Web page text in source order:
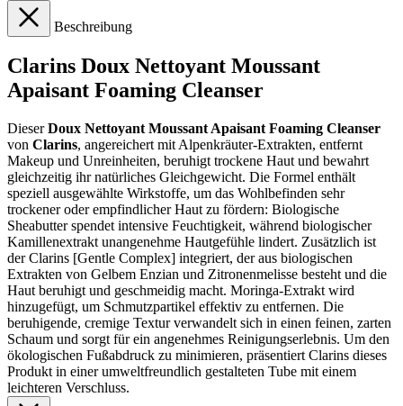
Beschreibung
Clarins Doux Nettoyant Moussant
Apaisant Foaming Cleanser
DieserDoux Nettoyant Moussant Apaisant Foaming Cleanser
von Clarins, angereichert mit Alpenkräuter-Extrakten, entfernt
Makeup und Unreinheiten, beruhigt trockene Haut und bewahrt
gleichzeitig ihr natürliches Gleichgewicht. Die Formel enthält
speziell ausgewählte Wirkstoffe, um das Wohlbefinden sehr
trockener oder empfindlicher Haut zu fördern: Biologische
Sheabutter spendet intensive Feuchtigkeit, während biologischer
Kamillenextrakt unangenehme Hautgefühle lindert. Zusätzlich ist
der Clarins [Gentle Complex] integriert, der aus biologischen
Extrakten von Gelbem Enzian und Zitronenmelisse besteht und die
Haut beruhigt und geschmeidig macht. Moringa-Extrakt wird
hinzugefügt, um Schmutzpartikel effektiv zu entfernen. Die
beruhigende, cremige Textur verwandelt sich in einen feinen, zarten
Schaum und sorgt für ein angenehmes Reinigungserlebnis. Um den
ökologischen Fußabdruck zu minimieren, präsentiert Clarins dieses
Produkt in einer umweltfreundlich gestalteten Tube mit einem
leichteren Verschluss.